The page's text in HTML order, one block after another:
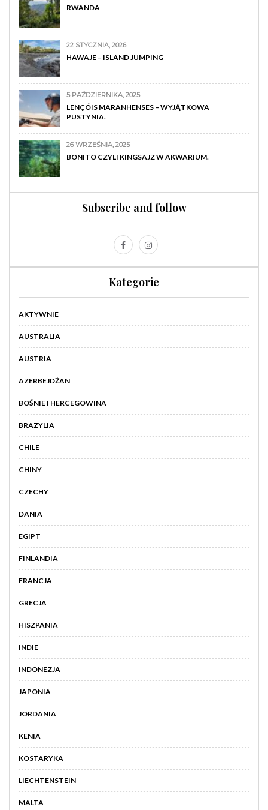
RWANDA
22 STYCZNIA, 2026
HAWAJE – ISLAND JUMPING
5 PAŹDZIERNIKA, 2025
LENÇÓIS MARANHENSES – WYJĄTKOWA
PUSTYNIA.
26 WRZEŚNIA, 2025
BONITO CZYLI KINGSAJZ W AKWARIUM.
Subscribe and follow
Kategorie
AKTYWNIE
AUSTRALIA
AUSTRIA
AZERBEJDŻAN
BOŚNIE I HERCEGOWINA
BRAZYLIA
CHILE
CHINY
CZECHY
DANIA
EGIPT
FINLANDIA
FRANCJA
GRECJA
HISZPANIA
INDIE
INDONEZJA
JAPONIA
JORDANIA
KENIA
KOSTARYKA
LIECHTENSTEIN
MALTA